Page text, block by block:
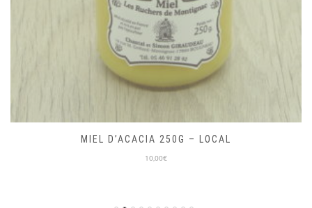
MIEL D’ACACIA 250G – LOCAL
10,00€